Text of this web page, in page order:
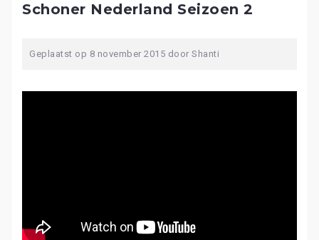
Schoner Nederland Seizoen 2
Geplaatst op 8 november 2015 door Shanti